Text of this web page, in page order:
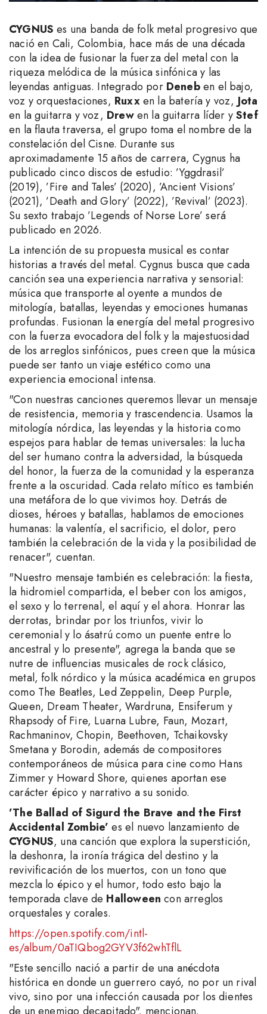
CYGNUSes una banda de folk metal progresivo que
nació en Cali, Colombia, hace más de una década
con la idea de fusionar la fuerza del metal con la
riqueza melódica de la música sinfónica y las
leyendas antiguas. Integrado por Deneben el bajo,
voz y orquestaciones, Ruxxen la batería y voz, Jota
en la guitarra y voz, Drewen la guitarra líder yStef
en la flauta traversa, el grupo toma el nombre de la
constelación del Cisne. Durante sus
aproximadamente 15 años de carrera, Cygnus ha
publicado cinco discos de estudio: ’Yggdrasil’
(2019), ’Fire and Tales’ (2020), ’Ancient Visions’
(2021), ’Death and Glory’ (2022), ’Revival’ (2023).
Su sexto trabajo ’Legends of Norse Lore’ será
publicado en 2026.
La intención de su propuesta musical es contar
historias a través del metal. Cygnus busca que cada
canción sea una experiencia narrativa y sensorial:
música que transporte al oyente a mundos de
mitología, batallas, leyendas y emociones humanas
profundas. Fusionan la energía del metal progresivo
con la fuerza evocadora del folk y la majestuosidad
de los arreglos sinfónicos, pues creen que la música
puede ser tanto un viaje estético como una
experiencia emocional intensa.
"Con nuestras canciones queremos llevar un mensaje
de resistencia, memoria y trascendencia. Usamos la
mitología nórdica, las leyendas y la historia como
espejos para hablar de temas universales: la lucha
del ser humano contra la adversidad, la búsqueda
del honor, la fuerza de la comunidad y la esperanza
frente a la oscuridad. Cada relato mítico es también
una metáfora de lo que vivimos hoy. Detrás de
dioses, héroes y batallas, hablamos de emociones
humanas: la valentía, el sacrificio, el dolor, pero
también la celebración de la vida y la posibilidad de
renacer", cuentan.
"Nuestro mensaje también es celebración: la fiesta,
la hidromiel compartida, el beber con los amigos,
el sexo y lo terrenal, el aquí y el ahora. Honrar las
derrotas, brindar por los triunfos, vivir lo
ceremonial y lo ásatrú como un puente entre lo
ancestral y lo presente", agrega la banda que se
nutre de influencias musicales de rock clásico,
metal, folk nórdico y la música académica en grupos
como The Beatles, Led Zeppelin, Deep Purple,
Queen, Dream Theater, Wardruna, Ensiferum y
Rhapsody of Fire, Luarna Lubre, Faun, Mozart,
Rachmaninov, Chopin, Beethoven, Tchaikovsky
Smetana y Borodin, además de compositores
contemporáneos de música para cine como Hans
Zimmer y Howard Shore, quienes aportan ese
carácter épico y narrativo a su sonido.
’The Ballad of Sigurd the Brave and the First
Accidental Zombie’ es el nuevo lanzamiento de
CYGNUS, una canción que explora la superstición,
la deshonra, la ironía trágica del destino y la
revivificación de los muertos, con un tono que
mezcla lo épico y el humor, todo esto bajo la
temporada clave de Halloween con arreglos
orquestales y corales.
https://open.spotify.com/intl-
es/album/0aTIQbog2GYV3f62whTflL
"Este sencillo nació a partir de una anécdota
histórica en donde un guerrero cayó, no por un rival
vivo, sino por una infección causada por los dientes
de un enemigo decapitado", mencionan.